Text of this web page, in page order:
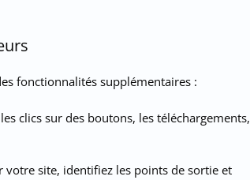
fonctionnalités supplémentaires :
clics sur des boutons, les téléchargements,
site, identifiez les points de sortie et